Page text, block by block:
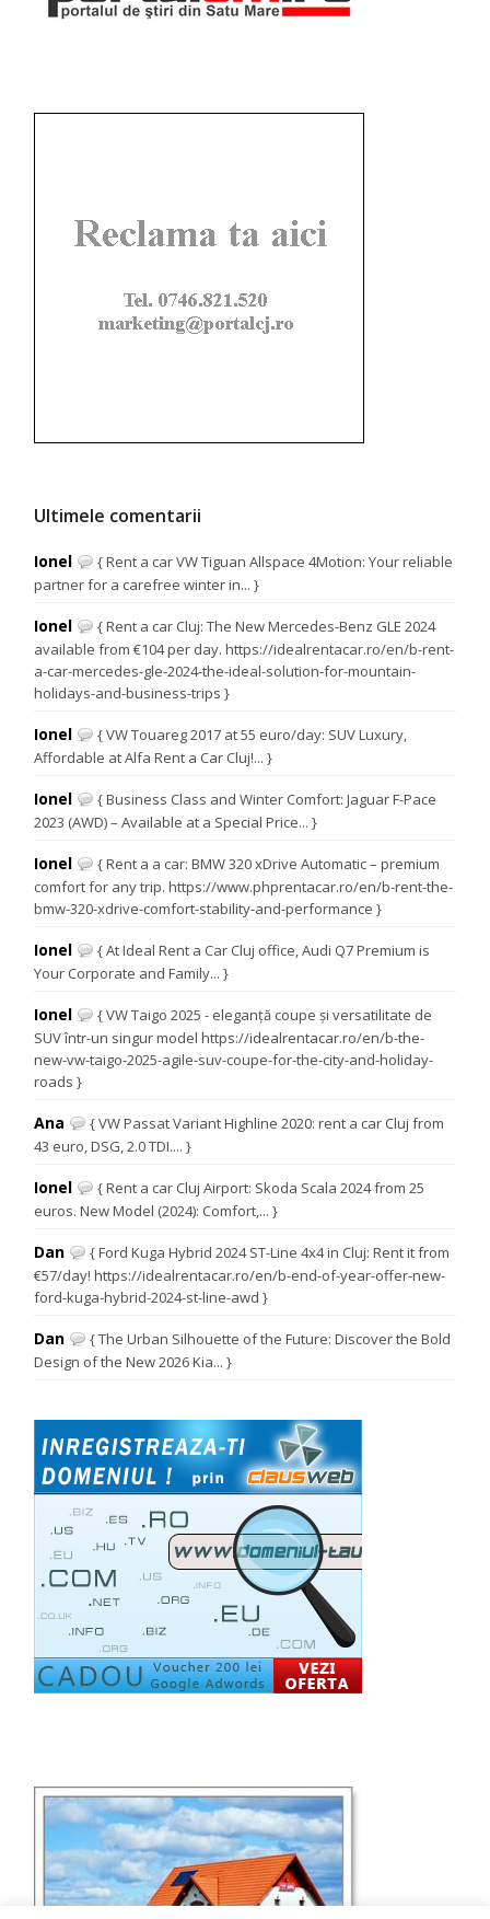
Ultimele comentarii
Ionel
{ Rent a car VW Tiguan Allspace 4Motion: Your reliable
partner for a carefree winter in... }
Ionel
{ Rent a car Cluj: The New Mercedes-Benz GLE 2024
available from €104 per day. https://idealrentacar.ro/en/b-rent-
a-car-mercedes-gle-2024-the-ideal-solution-for-mountain-
holidays-and-business-trips }
Ionel
{ VW Touareg 2017 at 55 euro/day: SUV Luxury,
Affordable at Alfa Rent a Car Cluj!... }
Ionel
{ Business Class and Winter Comfort: Jaguar F-Pace
2023 (AWD) – Available at a Special Price... }
Ionel
{ Rent a a car: BMW 320 xDrive Automatic – premium
comfort for any trip. https://www.phprentacar.ro/en/b-rent-the-
bmw-320-xdrive-comfort-stability-and-performance }
Ionel
{ At Ideal Rent a Car Cluj office, Audi Q7 Premium is
Your Corporate and Family... }
Ionel
{ VW Taigo 2025 - eleganță coupe și versatilitate de
SUV într-un singur model https://idealrentacar.ro/en/b-the-
new-vw-taigo-2025-agile-suv-coupe-for-the-city-and-holiday-
roads }
Ana
{ VW Passat Variant Highline 2020: rent a car Cluj from
43 euro, DSG, 2.0 TDI.... }
Ionel
{ Rent a car Cluj Airport: Skoda Scala 2024 from 25
euros. New Model (2024): Comfort,... }
Dan
{ Ford Kuga Hybrid 2024 ST-Line 4x4 in Cluj: Rent it from
€57/day! https://idealrentacar.ro/en/b-end-of-year-offer-new-
ford-kuga-hybrid-2024-st-line-awd }
Dan
{ The Urban Silhouette of the Future: Discover the Bold
Design of the New 2026 Kia... }